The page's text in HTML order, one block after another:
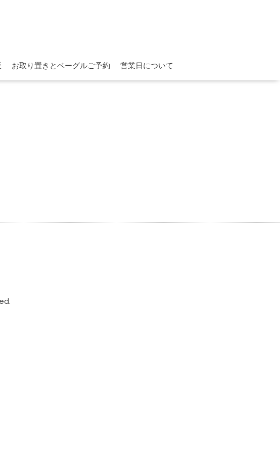
お取り置きとベーグルご予約 営業日について